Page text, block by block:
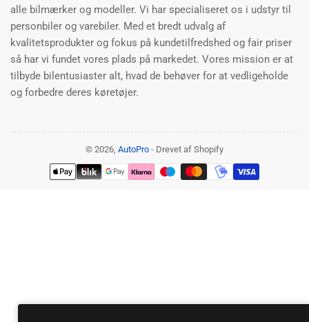
alle bilmærker og modeller. Vi har specialiseret os i udstyr til
personbiler og varebiler. Med et bredt udvalg af
kvalitetsprodukter og fokus på kundetilfredshed og fair priser
så har vi fundet vores plads på markedet. Vores mission er at
tilbyde bilentusiaster alt, hvad de behøver for at vedligeholde
og forbedre deres køretøjer.
© 2026, AutoPro - Drevet af Shopify
Betalingsmetoder